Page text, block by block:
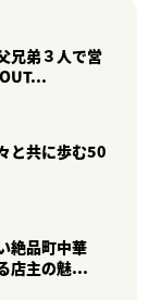
兄弟３人で営
と共に歩む50
絶品町中華
店主の魅...